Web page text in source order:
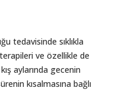
tedavisinde sıklıkla
ve özellikle de
aylarında gecenin
kısalmasına bağlı